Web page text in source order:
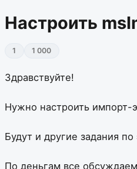
Настроить
1 1 000
Здравствуйте!
Нужно настроить импорт-
Будут и другие задания
По деньгам все